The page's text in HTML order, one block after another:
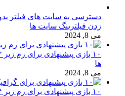
دسترسی به سایت های فیلتر
زدن فیلترینگ سایت ها
می 8, 2024
ها
می 8, 2024